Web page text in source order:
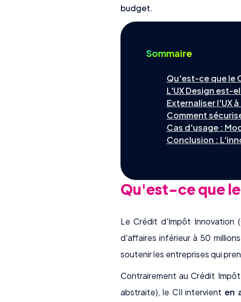
budget.
Sommaire
Qu'est-ce que le
L'UX Design est-
Externaliser l'UX
Comment
Cas d'usage :
Conclusion :
Qu'est-ce que
Le Crédit d'Impôt Innovation
d'affaires inférieur à 50
soutenir les entreprises qui
Contrairement au Crédit
abstraite), le CII intervient en